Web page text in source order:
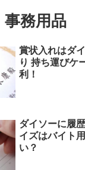
事務用品
賞状入れはダ
り 持ち運びケ
利！
ダイソーに履
イズはバイト
い？